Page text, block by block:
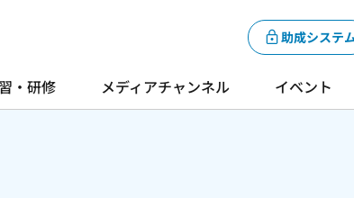
助成システ
・研修 メディアチャンネル イベント